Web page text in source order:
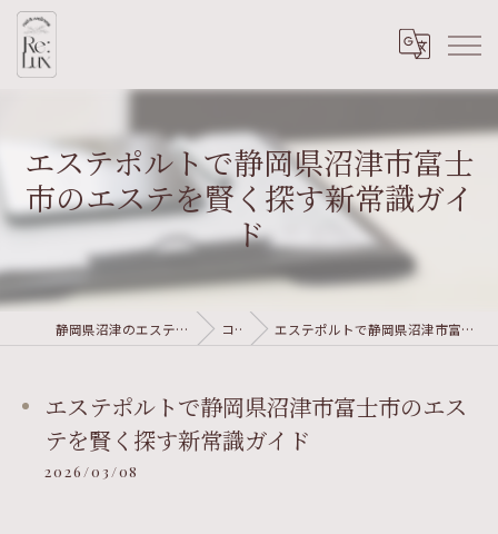
エステポルトで静岡県沼津市富士
市のエステを賢く探す新常識ガイ
ド
静岡県沼津のエステならRe:Lux nail&wellness コラム エステポルトで静岡県沼津市富士市のエステを賢く探す新常識ガイド
エステポルトで静岡県沼津市富士市のエス
テを賢く探す新常識ガイド
2026/03/08